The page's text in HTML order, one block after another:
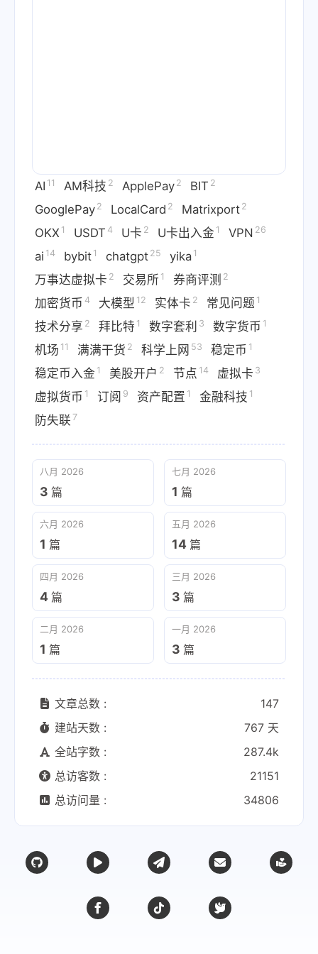
AI 11 AM科技 2 ApplePay 2 BIT 2
GooglePay 2 LocalCard 2 Matrixport 2
OKX 1 USDT 4 U卡 2 U卡出入金 1 VPN 26
ai 14 bybit 1 chatgpt 25 yika 1
万事达虚拟卡 2 交易所 1 券商评测 2
加密货币 4 大模型 12 实体卡 2 常见问题 1
技术分享 2 拜比特 1 数字套利 3 数字货币 1
机场 11 满满干货 2 科学上网 53 稳定币 1
稳定币入金 1 美股开户 2 节点 14 虚拟卡 3
虚拟货币 1 订阅 9 资产配置 1 金融科技 1
防失联 7
八月 2026
3 篇
七月 2026
1 篇
六月 2026
1 篇
五月 2026
14 篇
四月 2026
4 篇
三月 2026
3 篇
二月 2026
1 篇
一月 2026
3 篇
文章总数 :
147
建站天数 :
767 天
全站字数 :
287.4k
总访客数 :
21151
总访问量 :
34806